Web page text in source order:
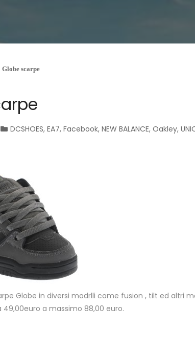
Globe scarpe
DCSHOES, EA7, Facebook, NEW BALANCE, Oakley,
Globe in diversi modrlli come fusion , tilt ed altri
49,00euro a massimo 88,00 euro.